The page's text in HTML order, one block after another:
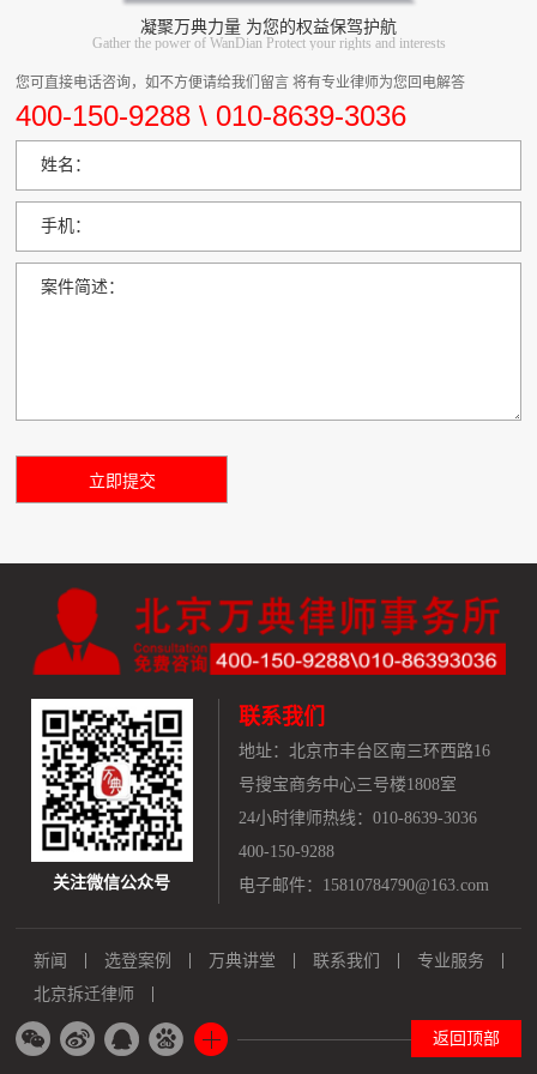
凝聚万典力量 为您的权益保驾护航
Gather the power of WanDian Protect your rights and interests
您可直接电话咨询，如不方便请给我们留言 将有专业律师为您回电解答
400-150-9288 \ 010-8639-3036
姓名：
手机：
案件简述：
关注微信公众号
联系我们
地址： 北京市丰台区南三环西路16
号搜宝商务中心三号楼1808室
24小时律师热线：010-8639-3036
400-150-9288
电子邮件：15810784790@163.com
新闻 选登案例 万典讲堂 联系我们
专业服务
北京拆迁律师
返回顶部